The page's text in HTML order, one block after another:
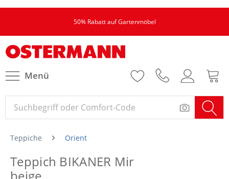
50% Rabatt auf Gartenmöbel
Menü
Teppiche Orient
Teppich BIKANER Mir